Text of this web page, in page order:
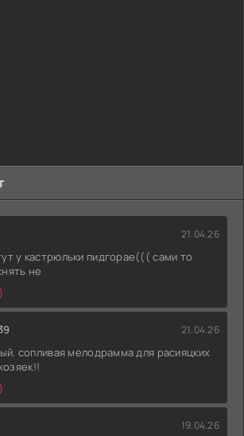
21.04.26
у кастрюльки пидгорае((( сами то
не
21.04.26
сопливая мелодрамма для расияцких
19.04.26